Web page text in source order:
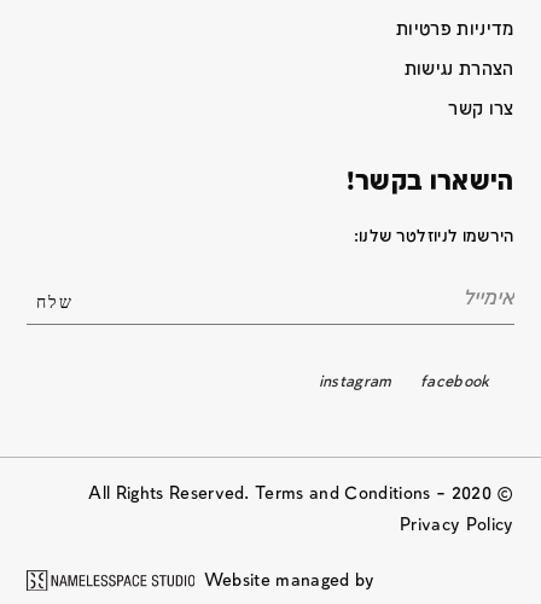
מדיניות פרטיות
הצהרת נגישות
צרו קשר
הישארו בקשר!
הירשמו לניוזלטר שלנו:
facebook
instagram
© 2020 All Rights Reserved. Terms and Conditions –
Privacy Policy
Website managed by